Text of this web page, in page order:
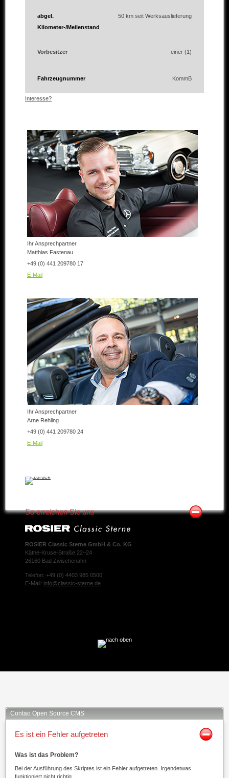
abgel.
Kilometer-/Meilenstand
50 km seit Werksauslieferung
Vorbesitzer einer (1)
Fahrzeugnummer KommB
Interesse?
Ihr Ansprechpartner
Matthias Fastenau
+49 (0) 441 209780 17
E-Mail
Ihr Ansprechpartner
Arne Rehling
+49 (0) 441 209780 24
E-Mail
So erreichen Sie uns
ROSIER Classic Sterne GmbH & Co. KG
Käthe-Kruse-Straße 22–24
26160 Bad Zwischenahn
Telefon: +49 (0) 4403 985 0500
E-Mail: info@classic-sterne.de
Contao Open Source CMS
Es ist ein Fehler aufgetreten
Was ist das Problem?
Bei der Ausführung des Skriptes ist ein Fehler aufgetreten. Irgendetwas
funktioniert nicht richtig.